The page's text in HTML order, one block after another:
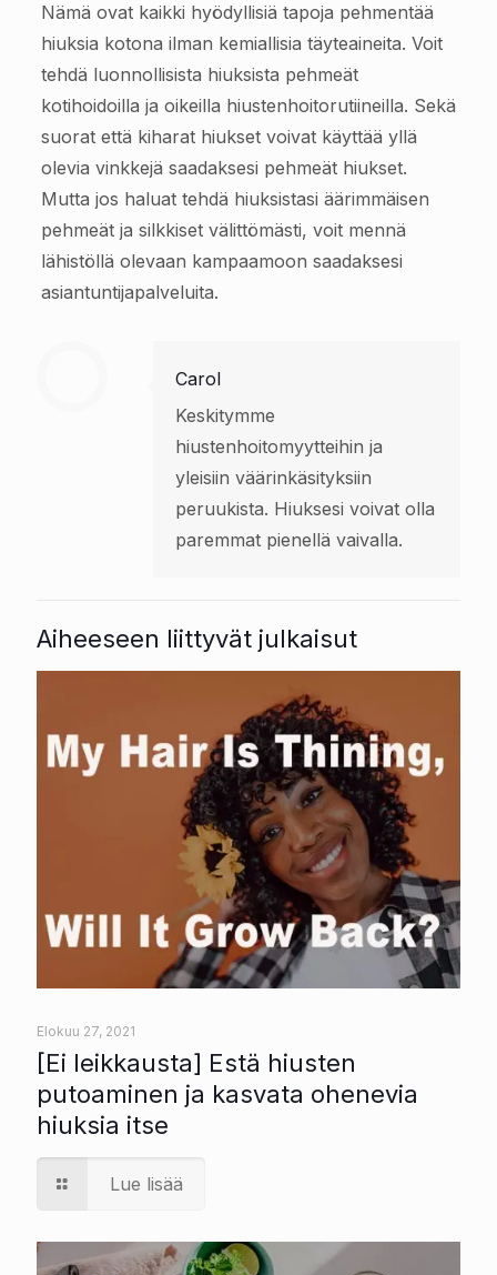
Nämä ovat kaikki hyödyllisiä tapoja pehmentää
hiuksia kotona ilman kemiallisia täyteaineita. Voit
tehdä luonnollisista hiuksista pehmeät
kotihoidoilla ja oikeilla hiustenhoitorutiineilla. Sekä
suorat että kiharat hiukset voivat käyttää yllä
olevia vinkkejä saadaksesi pehmeät hiukset.
Mutta jos haluat tehdä hiuksistasi äärimmäisen
pehmeät ja silkkiset välittömästi, voit mennä
lähistöllä olevaan kampaamoon saadaksesi
asiantuntijapalveluita.
Carol
Keskitymme
hiustenhoitomyytteihin ja
yleisiin väärinkäsityksiin
peruukista. Hiuksesi voivat olla
paremmat pienellä vaivalla.
Aiheeseen liittyvät julkaisut
Elokuu 27, 2021
[Ei leikkausta] Estä hiusten
putoaminen ja kasvata ohenevia
hiuksia itse
Lue lisää